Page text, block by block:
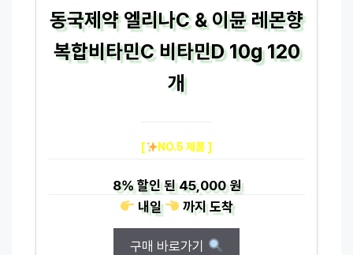
동국제약 엘리나C & 이뮨 레몬향
복합비타민C 비타민D 10g 120
개
[ NO.5 제품 ]
8%할인 된45,000 원
내일
까지도착
구매 바로가기